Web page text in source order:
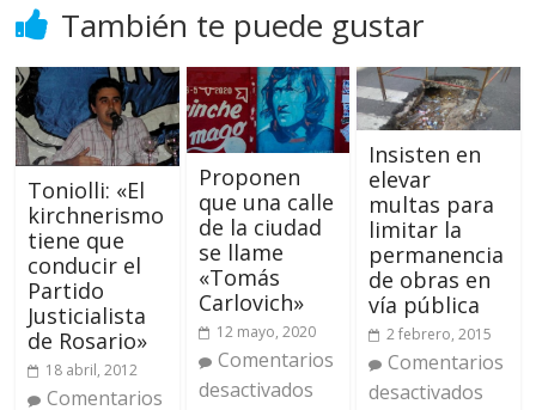
También te puede gustar
Toniolli: «El
kirchnerismo
tiene que
conducir el
Partido
Justicialista
de Rosario»
18 abril, 2012
Comentarios
Proponen
que una calle
de la ciudad
se llame
«Tomás
Carlovich»
12 mayo, 2020
Comentarios
desactivados
Insisten en
elevar
multas para
limitar la
permanencia
de obras en
vía pública
2 febrero, 2015
Comentarios
desactivados